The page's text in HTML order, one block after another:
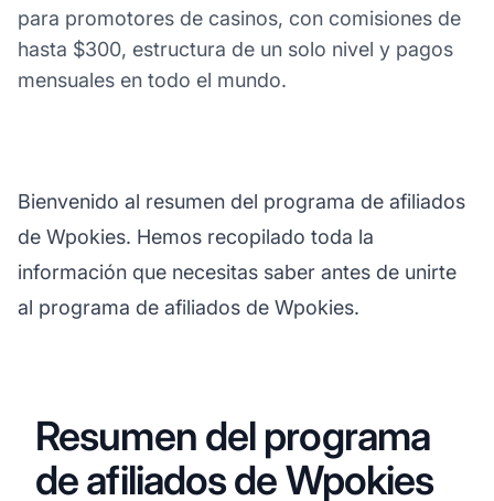
para promotores de casinos, con comisiones de
hasta $300, estructura de un solo nivel y pagos
mensuales en todo el mundo.
Bienvenido al resumen del programa de afiliados
de Wpokies. Hemos recopilado toda la
información que necesitas saber antes de unirte
al programa de afiliados de Wpokies.
Resumen del programa
de afiliados de Wpokies